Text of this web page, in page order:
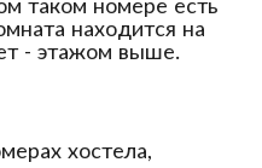
находится на
- этажом выше.
хостела,